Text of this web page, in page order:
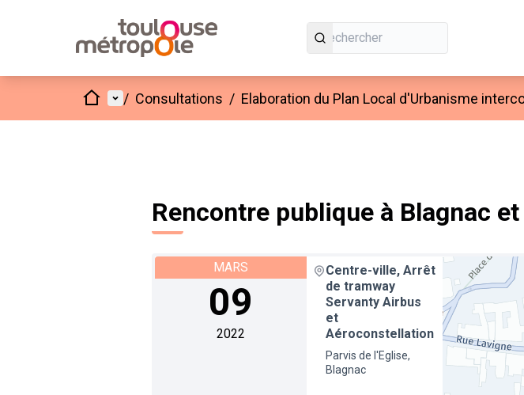
AccueilMenu principal
/ Consultations / Elaboration du Plan Local d'Urbanisme
Rencontre publique à Blagnac
MARS
09
2022
Centre-ville, Arrêt
de tramway
Servanty Airbus
et
Aéroconstellation
Parvis de l'Eglise,
Blagnac